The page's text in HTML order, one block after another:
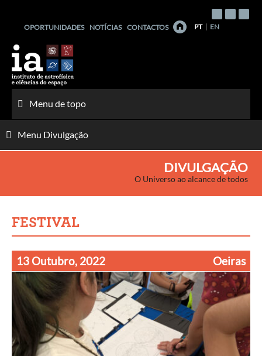
conteúdo
OPORTUNIDADES NOTÍCIAS CONTACTOS PT EN
Menu de topo
Menu Divulgação
DIVULGAÇÃO
O Universo ao alcance de todos
FESTIVAL
13 Outubro, 2022 Oeiras